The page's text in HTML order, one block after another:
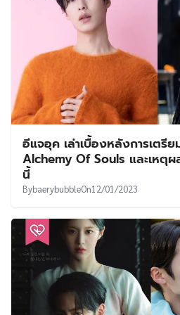
อีแจอุค เล่าเบื้องหลังการเตรี
Alchemy Of Souls และเหตุผ
นี้
BybaerybubbleOn12/01/2023